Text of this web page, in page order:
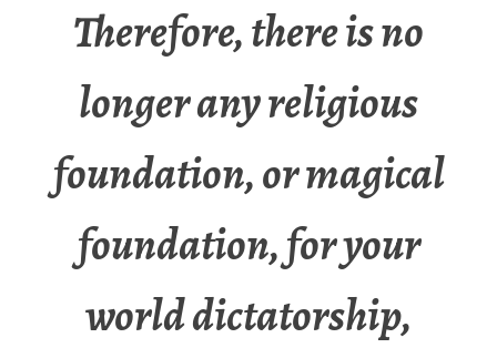
Therefore, there is no
longer any religious
foundation, or magical
foundation, for your
world dictatorship,